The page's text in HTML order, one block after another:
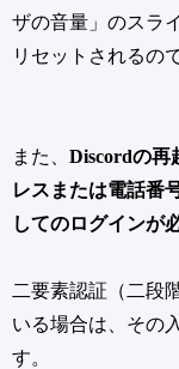
ザの音量」のスラ
リセットされるの
また、Discordの再
レスまたは電話番
してのログインが
二要素認証（二段
いる場合は、その
す。